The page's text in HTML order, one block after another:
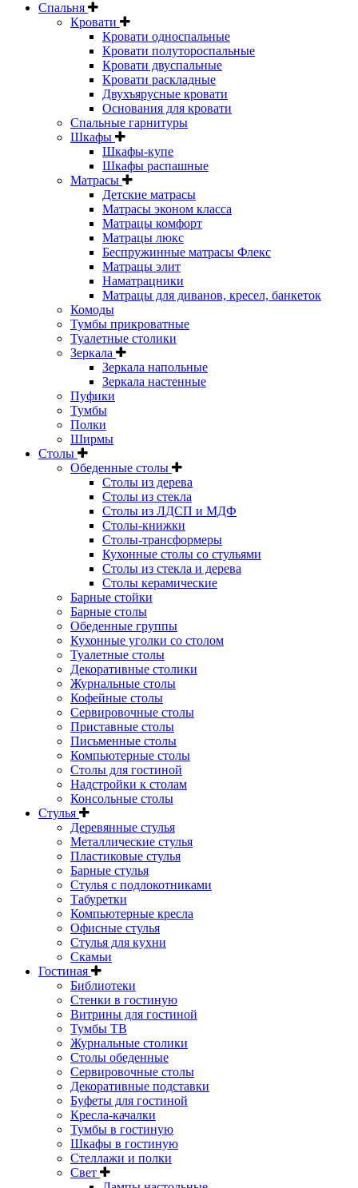
Спальня
Кровати
Кровати односпальные
Кровати полутороспальные
Кровати двуспальные
Кровати раскладные
Двухъярусные кровати
Основания для кровати
Спальные гарнитуры
Шкафы
Шкафы-купе
Шкафы распашные
Матрасы
Детские матрасы
Матрасы эконом класса
Матрацы комфорт
Матрацы люкс
Беспружинные матрасы Флекс
Матрацы элит
Наматрацники
Матрацы для диванов, кресел, банкеток
Комоды
Тумбы прикроватные
Туалетные столики
Зеркала
Зеркала напольные
Зеркала настенные
Пуфики
Тумбы
Полки
Ширмы
Столы
Обеденные столы
Столы из дерева
Столы из стекла
Столы из ЛДСП и МДФ
Столы-книжки
Столы-трансформеры
Кухонные столы со стульями
Столы из стекла и дерева
Столы керамические
Барные стойки
Барные столы
Обеденные группы
Кухонные уголки со столом
Туалетные столы
Декоративные столики
Журнальные столы
Кофейные столы
Сервировочные столы
Приставные столы
Письменные столы
Компьютерные столы
Столы для гостиной
Надстройки к столам
Консольные столы
Стулья
Деревянные стулья
Металлические стулья
Пластиковые стулья
Барные стулья
Стулья с подлокотниками
Табуретки
Компьютерные кресла
Офисные стулья
Стулья для кухни
Скамьи
Гостиная
Библиотеки
Стенки в гостиную
Витрины для гостиной
Тумбы ТВ
Журнальные столики
Столы обеденные
Сервировочные столы
Декоративные подставки
Буфеты для гостиной
Кресла-качалки
Тумбы в гостиную
Шкафы в гостиную
Стеллажи и полки
Свет